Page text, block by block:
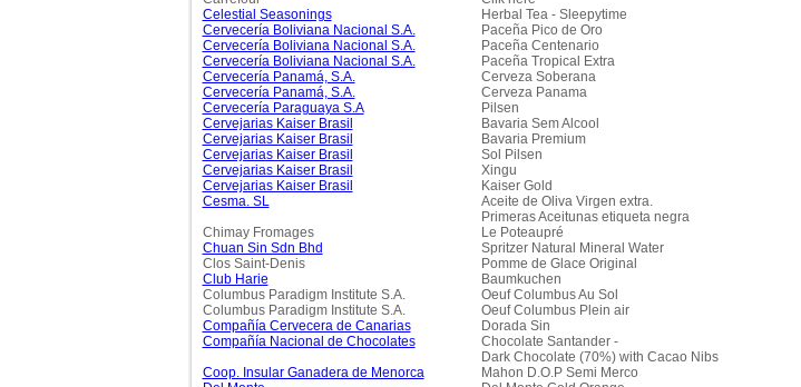
Celestial Seasonings
Herbal Tea - Sleepytime
Cervecería Boliviana Nacional S.A.
Paceña Pico de Oro
Cervecería Boliviana Nacional S.A.
Paceña Centenario
Cervecería Boliviana Nacional S.A.
Paceña Tropical Extra
Cervecería Panamá, S.A.
Cerveza Soberana
Cervecería Panamá, S.A.
Cerveza Panama
Cervecería Paraguaya S.A
Pilsen
Cervejarias Kaiser Brasil
Bavaria Sem Alcool
Cervejarias Kaiser Brasil
Bavaria Premium
Cervejarias Kaiser Brasil
Sol Pilsen
Cervejarias Kaiser Brasil
Xingu
Cervejarias Kaiser Brasil
Kaiser Gold
Cesma. SL
Aceite de Oliva Virgen extra.
Primeras Aceitunas etiqueta negra
Chimay Fromages
Le Poteaupré
Chuan Sin Sdn Bhd
Spritzer Natural Mineral Water
Clos Saint-Denis
Pomme de Glace Original
Club Harie
Baumkuchen
Columbus Paradigm Institute S.A.
Oeuf Columbus Au Sol
Columbus Paradigm Institute S.A.
Oeuf Columbus Plein air
Compañía Cervecera de Canarias
Dorada Sin
Compañía Nacional de Chocolates
Chocolate Santander -
Dark Chocolate (70%) with Cacao Nibs
Coop. Insular Ganadera de Menorca
Mahon D.O.P Semi Merco